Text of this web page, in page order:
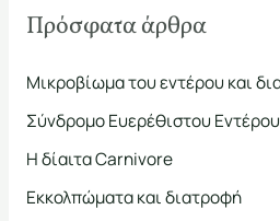
ή
σ
η
γ
Πρόσφατα άρθρα
Μικροβίωμα του εντέρου και
Σύνδρομο Ευερέθιστου
Η δίαιτα Carnivore
Εκκολπώματα και διατροφή